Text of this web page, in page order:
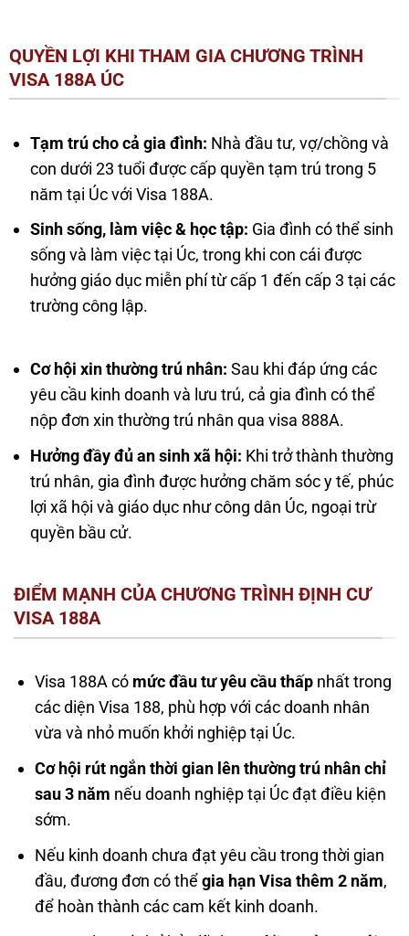
QUYỀN LỢI KHI THAM GIA CHƯƠNG TRÌNH
VISA 188A ÚC
Tạm trú cho cả gia đình: Nhà đầu tư, vợ/chồng và
con dưới 23 tuổi được cấp quyền tạm trú trong 5
năm tại Úc với Visa 188A.
Sinh sống, làm việc & học tập: Gia đình có thể sinh
sống và làm việc tại Úc, trong khi con cái được
hưởng giáo dục miễn phí từ cấp 1 đến cấp 3 tại các
trường công lập.
Cơ hội xin thường trú nhân: Sau khi đáp ứng các
yêu cầu kinh doanh và lưu trú, cả gia đình có thể
nộp đơn xin thường trú nhân qua visa 888A.
Hưởng đầy đủ an sinh xã hội: Khi trở thành thường
trú nhân, gia đình được hưởng chăm sóc y tế, phúc
lợi xã hội và giáo dục như công dân Úc, ngoại trừ
quyền bầu cử.
ĐIỂM MẠNH CỦA CHƯƠNG TRÌNH ĐỊNH CƯ
VISA 188A
Visa 188A có mức đầu tư yêu cầu thấp nhất trong
các diện Visa 188, phù hợp với các doanh nhân
vừa và nhỏ muốn khởi nghiệp tại Úc.
Cơ hội rút ngắn thời gian lên thường trú nhân chỉ
sau 3 năm nếu doanh nghiệp tại Úc đạt điều kiện
sớm.
Nếu kinh doanh chưa đạt yêu cầu trong thời gian
đầu, đương đơn có thểgia hạn Visa thêm 2 năm,
để hoàn thành các cam kết kinh doanh.